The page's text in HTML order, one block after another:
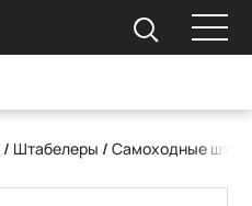
/ Штабелеры /Самоходные